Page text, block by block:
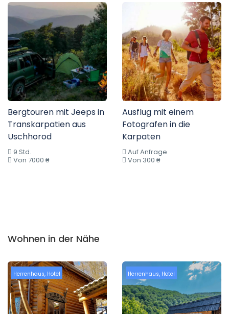
Bergtouren mit Jeeps in
Transkarpatien aus
Uschhorod
9 Std.
Von 7000 ₴
Ausflug mit einem
Fotografen in die
Karpaten
Auf Anfrage
Von 300 ₴
Wohnen in der Nähe
Herrenhaus, Hotel Herrenhaus, Hotel